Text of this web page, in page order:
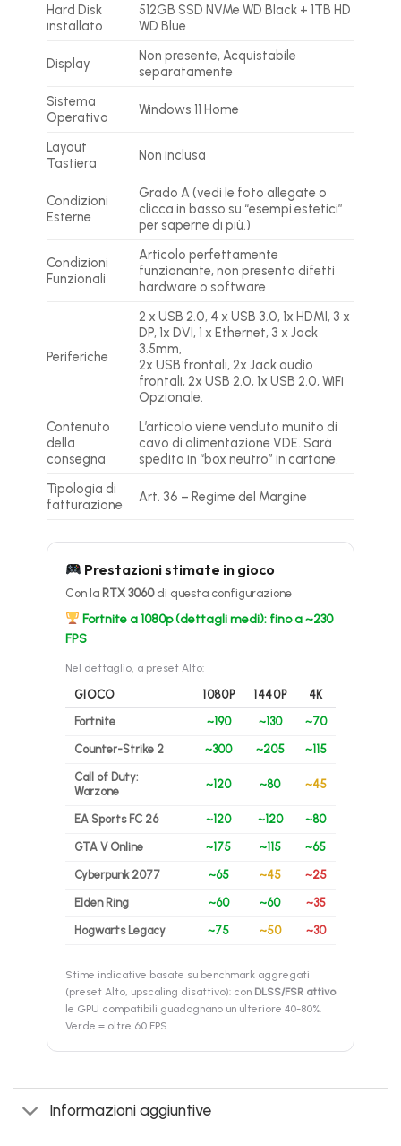
Hard Disk
installato
512GB SSD NVMe WD Black + 1TB HD
WD Blue
Display
Non presente, Acquistabile
separatamente
Sistema
Operativo
Windows 11 Home
Layout
Tastiera
Non inclusa
Condizioni
Esterne
Grado A (vedi le foto allegate o
clicca in basso su “esempi estetici”
per saperne di più.)
Condizioni
Funzionali
Articolo perfettamente
funzionante, non presenta difetti
hardware o software
Periferiche
2 x USB 2.0, 4 x USB 3.0, 1x HDMI, 3 x
DP, 1x DVI, 1 x Ethernet, 3 x Jack
3.5mm,
2x USB frontali, 2x Jack audio
frontali, 2x USB 2.0, 1x USB 2.0, WiFi
Opzionale.
Contenuto
della
consegna
L’articolo viene venduto munito di
cavo di alimentazione VDE. Sarà
spedito in “box neutro” in cartone.
Tipologia di
fatturazione
Art. 36 – Regime del Margine
Prestazioni stimate in gioco
Con la RTX 3060di questa configurazione
Fortnite a 1080p (dettagli medi): fino a ~230
FPS
Nel dettaglio, a preset Alto:
GIOCO 1080P 1440P
4K
Fortnite
~190 ~130 ~70
Counter-Strike 2 ~300 ~205 ~115
Call of Duty:
Warzone
~120 ~80 ~45
EA Sports FC 26 ~120 ~120 ~80
GTA V Online ~175 ~115 ~65
Cyberpunk 2077 ~65 ~45 ~25
Elden Ring ~60 ~60 ~35
Hogwarts Legacy ~75 ~50 ~30
Stime indicative basate su benchmark aggregati
(preset Alto, upscaling disattivo): con DLSS/FSR attivo
le GPU compatibili guadagnano un ulteriore 40-80%.
Verde = oltre 60 FPS.
Informazioni aggiuntive